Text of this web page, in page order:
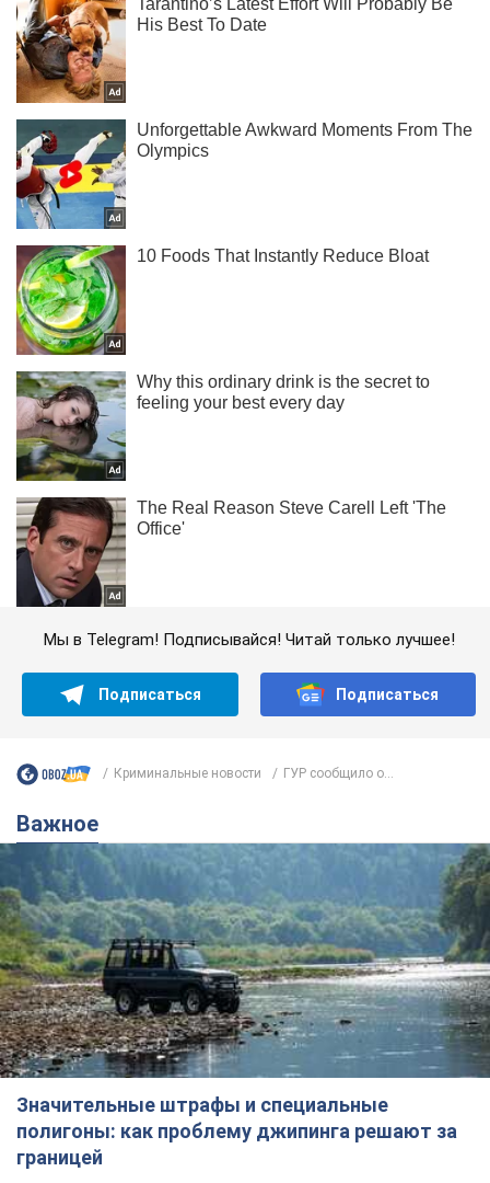
Мы в Telegram! Подписывайся! Читай только лучшее!
Подписаться Подписаться
Криминальные новости ГУР сообщило о...
Важное
Значительные штрафы и специальные
полигоны: как проблему джипинга решают за
границей